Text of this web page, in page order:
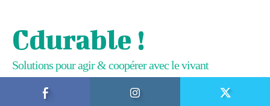
Cdurable !
Solutions pour agir & coopérer avec le vivant